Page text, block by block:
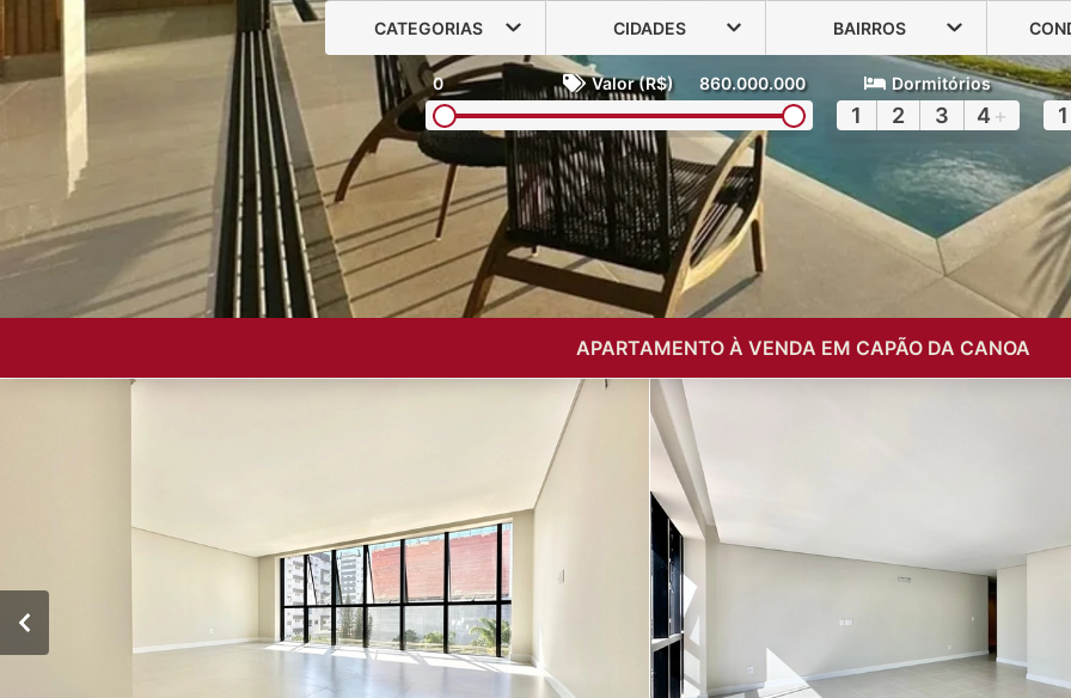
CATEGORIAS CIDADES BAIRROS
0 Valor (R$) 860.000.000 Dormitórios
1 2 3 4 + 1
APARTAMENTO À VENDA EM CAPÃO DA CANOA